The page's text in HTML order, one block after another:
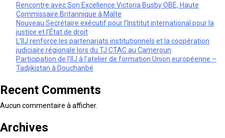
Rencontre avec Son Excellence Victoria Busby OBE, Haute
Commissaire Britannique à Malte
Nouveau Secrétaire exécutif pour l’Institut international pour la
justice et l’État de droit
L’IIJ renforce les partenariats institutionnels et la coopération
judiciaire régionale lors du TJ CTAC au Cameroun
Participation de l’IIJ à l’atelier de formation Union européenne –
Tadjikistan à Douchanbé
Recent Comments
Aucun commentaire à afficher.
Archives